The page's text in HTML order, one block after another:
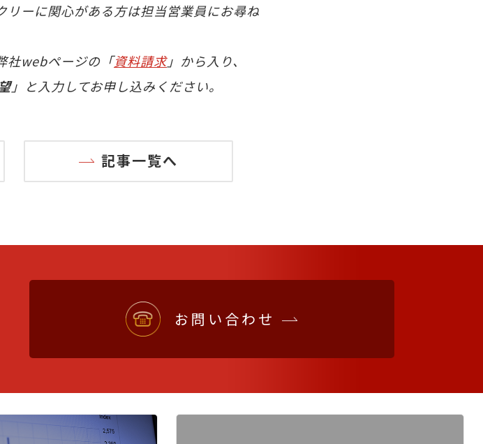
ーに関心がある方は担当営業員にお尋ね
社webページの「資料請求」から入り、
」と入力してお申し込みください。
記事一覧へ
お問い合わせ